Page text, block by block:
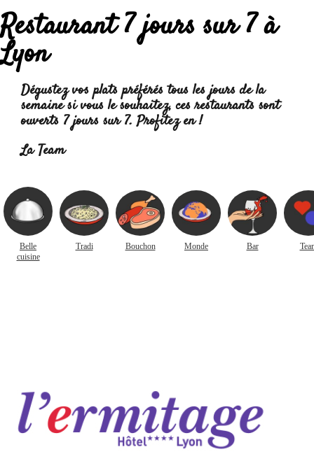
Restaurant 7 jours sur 7 à
Lyon
Dégustez vos plats préférés tous les jours de la
semaine si vous le souhaitez, ces restaurants sont
ouverts 7 jours sur 7. Profitez en !
La Team
Belle
cuisine
Tradi Bouchon Monde Bar